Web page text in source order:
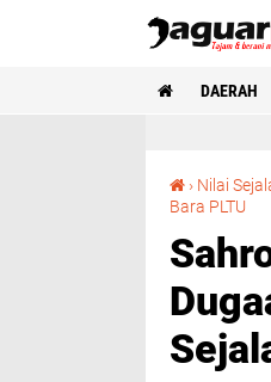
DAERAH
› Nilai
Bara PLTU